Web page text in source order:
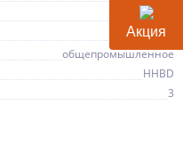
Россия
Китай
общепромышленное
HHBD
3
Акция